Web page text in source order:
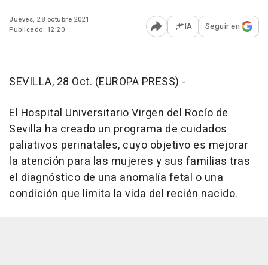
Jueves, 28 octubre 2021
Publicado: 12:20
Abrir opciones para
IA Seguir en
SEVILLA, 28 Oct. (EUROPA PRESS) -
El Hospital Universitario Virgen del Rocío de
Sevilla ha creado un programa de cuidados
paliativos perinatales, cuyo objetivo es mejorar
la atención para las mujeres y sus familias tras
el diagnóstico de una anomalía fetal o una
condición que limita la vida del recién nacido.